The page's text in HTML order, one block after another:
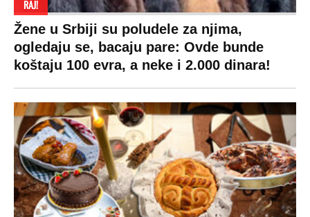
RAJ!
Žene u Srbiji su poludele za njima,
ogledaju se, bacaju pare: Ovde bunde
koštaju 100 evra, a neke i 2.000 dinara!